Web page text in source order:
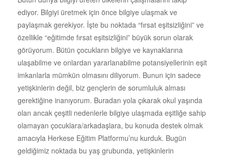
ediyor. Bilgiyi üretmek için önce bilgiye ulaşmak ve
paylaşmak gerekiyor. İşte bu noktada “fırsat eşitsizliğini” ve
özellikle “eğitimde fırsat eşitsizliğini” büyük sorun olarak
görüyorum. Bütün çocukların bilgiye ve kaynaklarına
ulaşabilme ve onlardan yararlanabilme potansiyellerinin eşit
imkanlarla mümkün olmasını diliyorum. Bunun için sadece
yetişkinlerin değil, biz gençlerin de sorumluluk alması
gerektiğine inanıyorum. Buradan yola çıkarak okul yaşında
olan ancak çeşitli nedenlerle bilgiye ulaşmada eşitliğe sahip
olamayan çocuklara/arkadaşlara, bu konuda destek olmak
amacıyla Herkese Eğitim Platformu’nu kurduk. Bugün
geldiğimiz noktada bu yaş grubunda, yetişkinlerin